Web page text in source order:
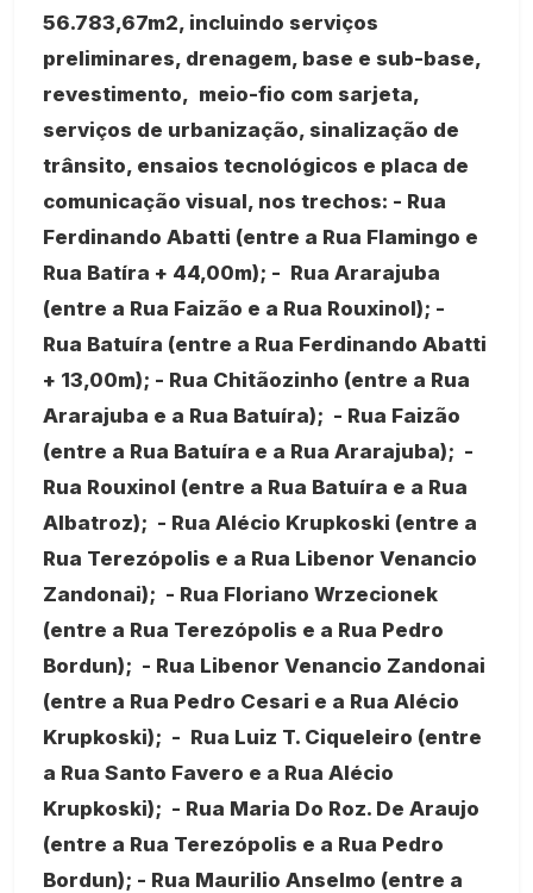
56.783,67m2, incluindo serviços
preliminares, drenagem, base e sub-base,
revestimento, meio-fio com sarjeta,
serviços de urbanização, sinalização de
trânsito, ensaios tecnológicos e placa de
comunicação visual, nos trechos: - Rua
Ferdinando Abatti (entre a Rua Flamingo e
Rua Batíra + 44,00m); - Rua Ararajuba
(entre a Rua Faizão e a Rua Rouxinol); -
Rua Batuíra (entre a Rua Ferdinando Abatti
+ 13,00m); - Rua Chitãozinho (entre a Rua
Ararajuba e a Rua Batuíra); - Rua Faizão
(entre a Rua Batuíra e a Rua Ararajuba); -
Rua Rouxinol (entre a Rua Batuíra e a Rua
Albatroz); - Rua Alécio Krupkoski (entre a
Rua Terezópolis e a Rua Libenor Venancio
Zandonai); - Rua Floriano Wrzecionek
(entre a Rua Terezópolis e a Rua Pedro
Bordun); - Rua Libenor Venancio Zandonai
(entre a Rua Pedro Cesari e a Rua Alécio
Krupkoski); - Rua Luiz T. Ciqueleiro (entre
a Rua Santo Favero e a Rua Alécio
Krupkoski); - Rua Maria Do Roz. De Araujo
(entre a Rua Terezópolis e a Rua Pedro
Bordun); - Rua Maurilio Anselmo (entre a